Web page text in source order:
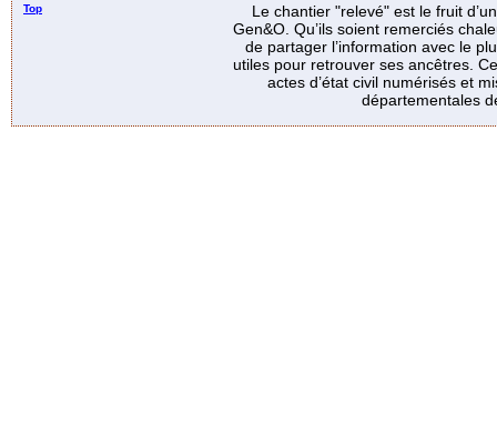
Top
Le chantier "relevé" est le fruit
Gen&O. Qu’ils soient remerciés
de partager l’information avec le
utiles pour retrouver ses ancêtres.
actes d’état civil numérisés et
départementales